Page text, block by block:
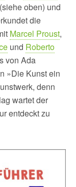
oben) und
die
Marcel Proust,
und Roberto
von Ada
»Die Kunst ein
denn
wartet der
entdeckt zu